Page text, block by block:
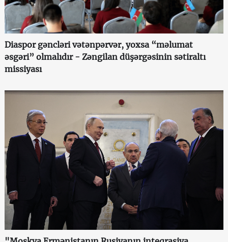
Diaspor gəncləri vətənpərvər, yoxsa “məlumat
əsgəri” olmalıdır - Zəngilan düşərgəsinin sətiraltı
missiyası